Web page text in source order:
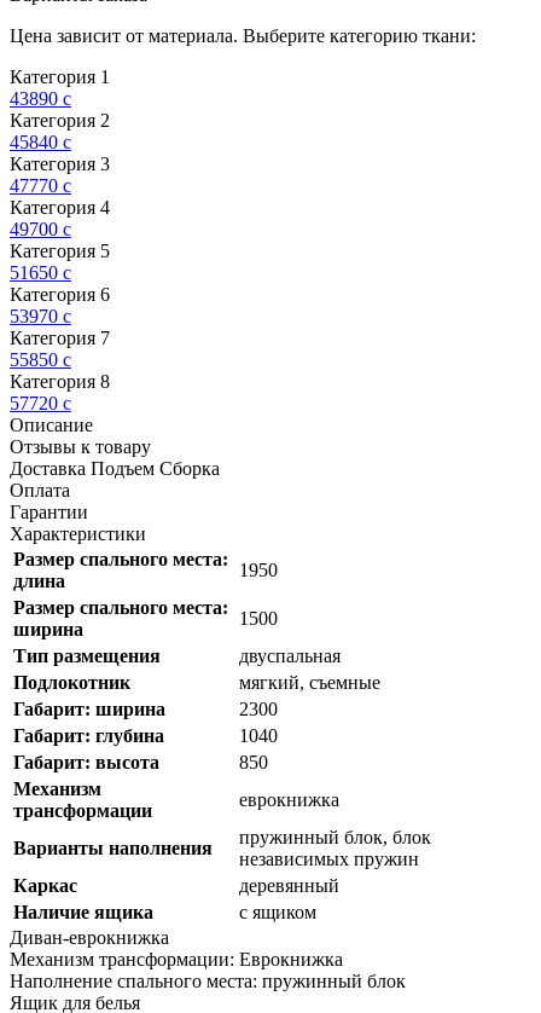
Цена зависит от материала. Выберите категорию ткани:
Категория 1
43890 c
Категория 2
45840 c
Категория 3
47770 c
Категория 4
49700 c
Категория 5
51650 c
Категория 6
53970 c
Категория 7
55850 c
Категория 8
57720 c
Описание
Отзывы к товару
Доставка Подъем Сборка
Оплата
Гарантии
Характеристики
Размер спального места:
длина
1950
Размер спального места:
ширина
1500
Тип размещения
двуспальная
Подлокотник
мягкий, съемные
Габарит: ширина
2300
Габарит: глубина
1040
Габарит: высота
850
Механизм
трансформации
еврокнижка
Варианты наполнения
пружинный блок, блок
независимых пружин
Каркас
деревянный
Наличие ящика
с ящиком
Диван-еврокнижка
Механизм трансформации: Еврокнижка
Наполнение спального места: пружинный блок
Ящик для белья